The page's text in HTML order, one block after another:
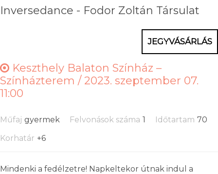
Inversedance - Fodor Zoltán Társulat
JEGYVÁSÁRLÁS
Keszthely Balaton Színház –
Színházterem /2023. szeptember 07.
11:00
Műfaj gyermek Felvonások száma 1 Időtartam 70
Korhatár +6
Mindenki a fedélzetre! Napkeltekor útnak indul a